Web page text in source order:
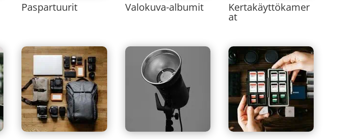
Paspartuurit Valokuva-albumit Kertakäyttökamer
at